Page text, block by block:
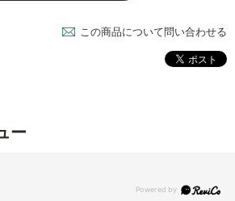
この商品について問い合わせる
ー